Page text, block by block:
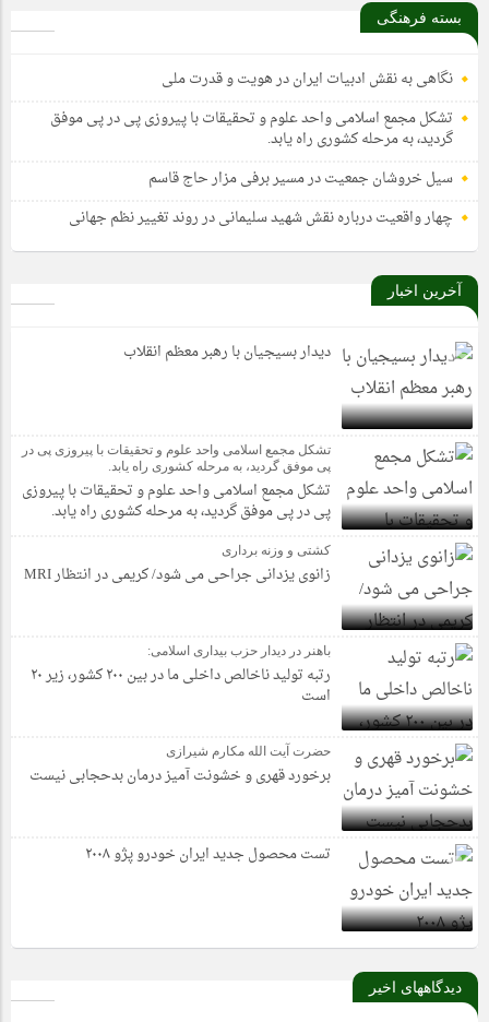
بسته فرهنگی
نگاهی به نقش ادبیات ایران در هویت و قدرت ملی
تشکل مجمع اسلامی واحد علوم و تحقیقات با پیروزی پی در پی موفق
گردید، به مرحله کشوری راه یابد.
سیل خروشان جمعیت در مسیر برفی مزار حاج قاسم
چهار واقعیت درباره نقش شهید سلیمانی در روند تغییر نظم جهانی
آخرین اخبار
دیدار بسیجیان با رهبر معظم انقلاب
تشکل مجمع اسلامی واحد علوم و تحقیقات با پیروزی پی در
پی موفق گردید، به مرحله کشوری راه یابد.
تشکل مجمع اسلامی واحد علوم و تحقیقات با پیروزی
پی در پی موفق گردید، به مرحله کشوری راه یابد.
کشتی و وزنه برداری
زانوی یزدانی جراحی می شود/ کریمی در انتظار MRI
باهنر در دیدار حزب بیداری اسلامی:
رتبه تولید ناخالص داخلی ما در بین ۲۰۰ کشور، زیر ۲۰
است
حضرت آیت الله مکارم شیرازی
برخورد قهری و خشونت آمیز درمان بدحجابی نیست
تست محصول جدید ایران خودرو پژو ۲۰۰۸
دیدگاههای اخیر